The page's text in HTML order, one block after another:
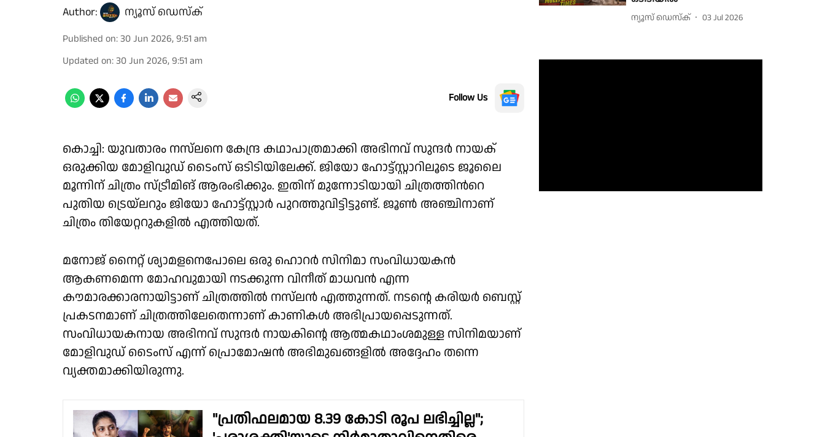
Author: ന്യൂസ് ഡെസ്ക്
Published on:30 Jun 2026, 9:51 am
Updated on:30 Jun 2026, 9:51 am
Follow Us
കൊച്ചി: യുവതാരം നസ്‌ലനെ കേന്ദ്ര കഥാപാത്രമാക്കി അഭിനവ് സുന്ദർ നായക്
ഒരുക്കിയ മോളിവുഡ് ടൈംസ് ഒടിടിയിലേക്ക്. ജിയോ ഹോട്ട്സ്റ്റാറിലൂടെ ജൂലൈ
മൂന്നിന് ചിത്രം സ്ട്രീമിങ് ആരംഭിക്കും. ഇതിന് മുന്നോടിയായി ചിത്രത്തിന്‍റെ
പുതിയ ട്രെയ്‍ലറും ജിയോ ഹോട്ട്സ്റ്റാര്‍ പുറത്തുവിട്ടിട്ടുണ്ട്. ജൂണ്‍ അഞ്ചിനാണ്
ചിത്രം തിയേറ്ററുകളില്‍ എത്തിയത്.
മനോജ് നൈറ്റ് ശ്യാമളനെപോലെ ഒരു ഹൊറർ സിനിമാ സംവിധായകൻ
ആകണമെന്ന മോഹവുമായി നടക്കുന്ന വിനീത് മാധവൻ എന്ന
കൗമാരക്കാരനായിട്ടാണ് ചിത്രത്തിൽ നസ്‌ലൻ എത്തുന്നത്. നടന്റെ കരിയർ ബെസ്റ്റ്
പ്രകടനമാണ് ചിത്രത്തിലേതെന്നാണ് കാണികൾ അഭിപ്രായപ്പെടുന്നത്.
സംവിധായകനായ അഭിനവ് സുന്ദർ നായകിൻ്റെ ആത്മകഥാംശമുള്ള സിനിമ‌യാണ്
മോളിവുഡ് ടൈംസ് എന്ന് പ്രൊമോഷൻ അഭിമുഖങ്ങളിൽ അദ്ദേഹം തന്നെ
വ്യക്തമാക്കിയിരുന്നു.
"പ്രതിഫലമായ 8.39 കോടി രൂപ ലഭിച്ചില്ല";
ന്യൂസ് ഡെസ്ക് 03 Jul 2026